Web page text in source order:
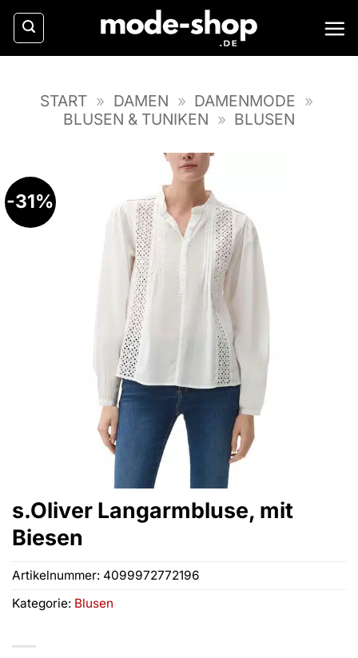
Zum
Inhalt
springen
START » DAMEN » DAMENMODE »
BLUSEN & TUNIKEN » BLUSEN
-31%
s.Oliver Langarmbluse, mit
Biesen
Artikelnummer: 4099972772196
Kategorie: Blusen